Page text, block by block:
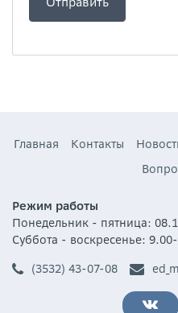
Главная Контакты
Режим работы
Понедельник - пятница:
Суббота - воскресенье:
(3532) 43-07-08